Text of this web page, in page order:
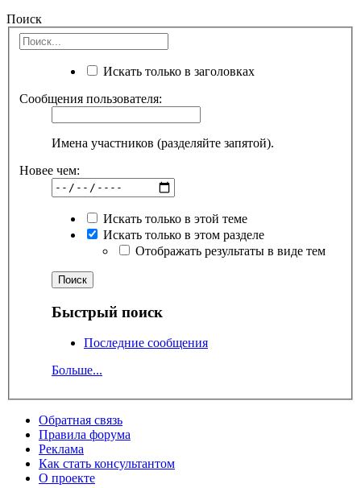
Поиск
Искать только в заголовках
Сообщения пользователя:
Имена участников (разделяйте запятой).
Новее чем:
Искать только в этой теме
Искать только в этом разделе
Отображать результаты в виде тем
Быстрый поиск
Последние сообщения
Больше...
Обратная связь
Правила форума
Реклама
Как стать консультантом
О проекте